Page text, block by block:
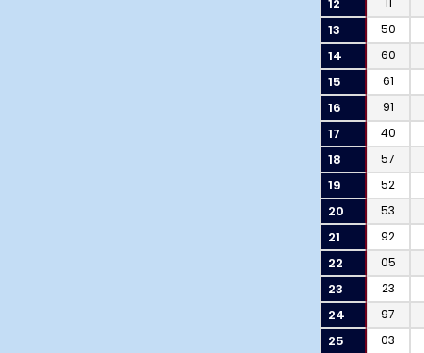
12 11
13 50
14 60
15 61
16 91
17 40
18 57
19 52
20 53
21 92
22 05
23 23
24 97
25 03